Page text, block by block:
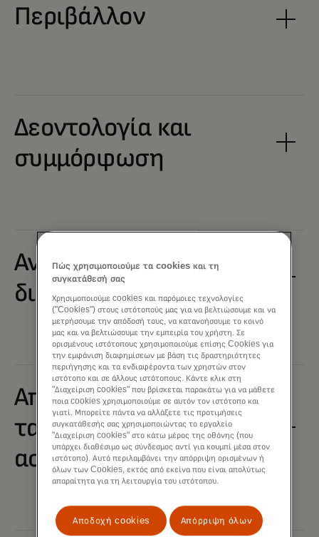
Περιβάλλον
Δεοντολογία και
συμμόρφωση
Ανθρώπινα
δικαιώματα
Απόρρητο, ευθύνη για
τα δεδομένα και
ασφάλεια
Πώς χρησιμοποιούμε τα cookies και τη
συγκατάθεσή σας
Χρησιμοποιούμε cookies και παρόμοιες τεχνολογίες
("Cookies") στους ιστότοπούς μας για να βελτιώσουμε και να
μετρήσουμε την απόδοσή τους, να κατανοήσουμε το κοινό
μας και να βελτιώσουμε την εμπειρία του χρήστη. Σε
ορισμένους ιστότοπους χρησιμοποιούμε επίσης Cookies για
την εμφάνιση διαφημίσεων με βάση τις δραστηριότητες
περιήγησης και τα ενδιαφέροντα των χρηστών στον
ιστότοπο και σε άλλους ιστότοπους. Κάντε κλικ στη
"Διαχείριση cookies" που βρίσκεται παρακάτω για να μάθετε
ποια cookies χρησιμοποιούμε σε αυτόν τον ιστότοπο και
γιατί. Μπορείτε πάντα να αλλάξετε τις προτιμήσεις
συγκατάθεσής σας χρησιμοποιώντας το εργαλείο
"Διαχείριση cookies" στο κάτω μέρος της οθόνης (που
υπάρχει διαθέσιμο ως σύνδεσμος αντί για κουμπί μέσα στον
ιστότοπο). Αυτό περιλαμβάνει την απόρριψη ορισμένων ή
όλων των Cookies, εκτός από εκείνα που είναι απολύτως
απαραίτητα για τη λειτουργία του ιστότοπου.
Αποδοχή cookies Απόρριψη όλων